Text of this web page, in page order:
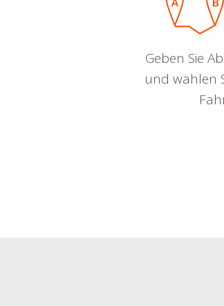
Geben Sie
und wählen